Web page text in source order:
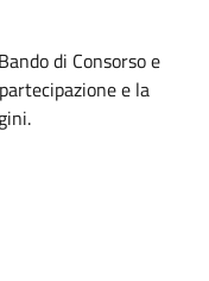
di Consorso e
e la